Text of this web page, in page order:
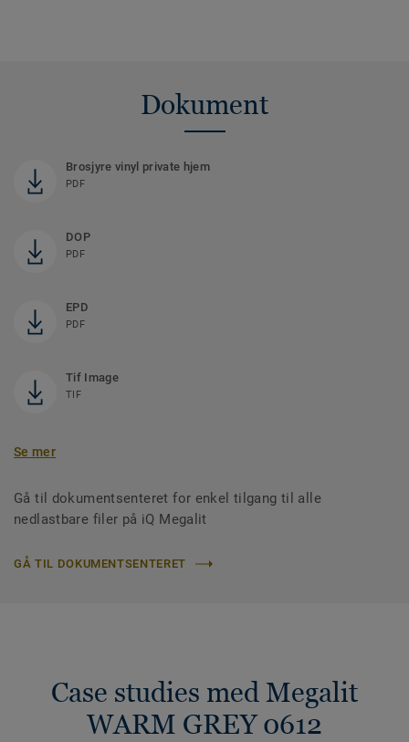
Dokument
Brosjyre vinyl private hjem
PDF
DOP
PDF
EPD
PDF
Tif Image
TIF
Se mer
Gå til dokumentsenteret for enkel tilgang til alle
nedlastbare filer på iQ Megalit
GÅ TIL DOKUMENTSENTERET
Case studies med Megalit
WARM GREY 0612